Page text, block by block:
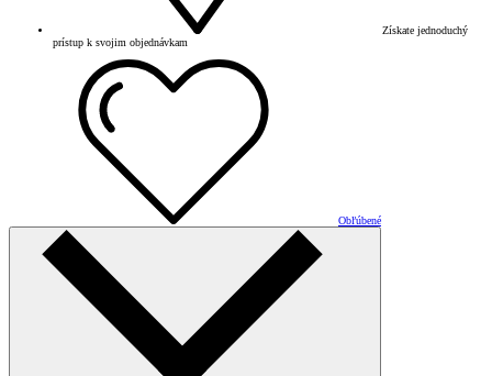
Získate jednoduchý
prístup k svojim objednávkam
Obľúbené